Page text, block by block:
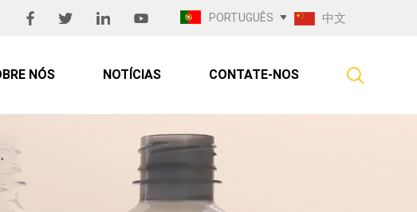
PORTUGUÊS 中文
NÓS NOTÍCIAS CONTATE-NOS